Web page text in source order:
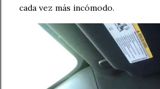
cada vez más incómodo.